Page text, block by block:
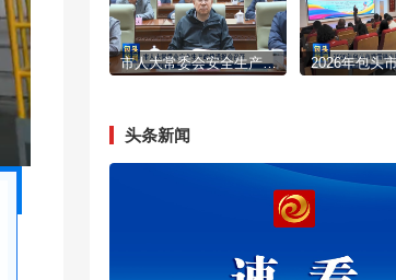
市人大常委会安全生产政情通报会召开
头条新闻